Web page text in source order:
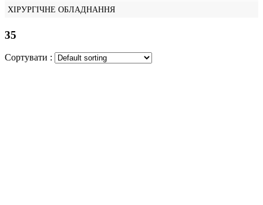
ХІРУРГІЧНЕ ОБЛАДНАННЯ
35
Сортувати :